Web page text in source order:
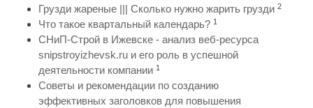
Грузди жареные ||| Сколько нужно жарить грузди 2
Что такое квартальный календарь? 1
СНиП-Строй в Ижевске - анализ веб-ресурса
snipstroyizhevsk.ru и его роль в успешной
деятельности компании 1
Советы и рекомендации по созданию
эффективных заголовков для повышения